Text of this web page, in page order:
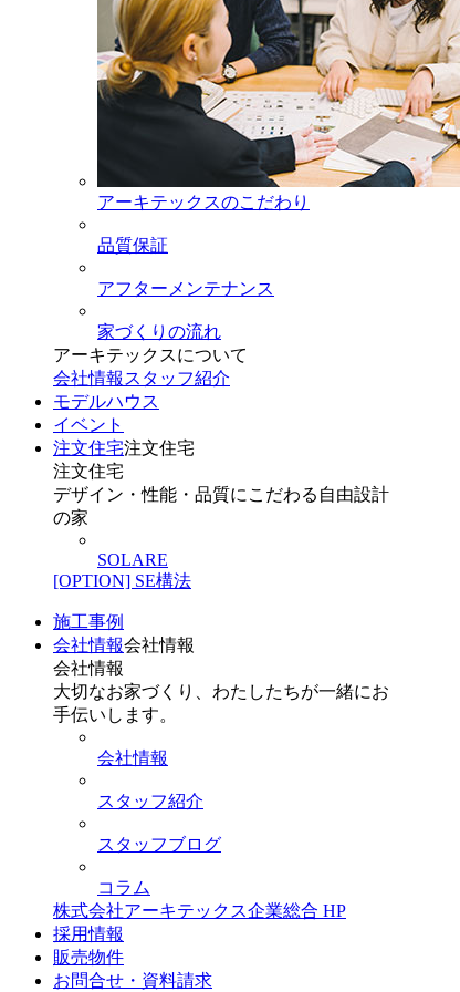
アーキテックスのこだわり
品質保証
アフターメンテナンス
家づくりの流れ
アーキテックスについて
会社情報 スタッフ紹介
モデルハウス
イベント
注文住宅注文住宅
注文住宅
デザイン・性能・品質にこだわる自由設計
の家
SOLARE
[OPTION] SE構法
施工事例
会社情報会社情報
会社情報
大切なお家づくり、わたしたちが一緒にお
手伝いします。
会社情報
スタッフ紹介
スタッフブログ
コラム
株式会社アーキテックス企業総合 HP
採用情報
販売物件
お問合せ・資料請求